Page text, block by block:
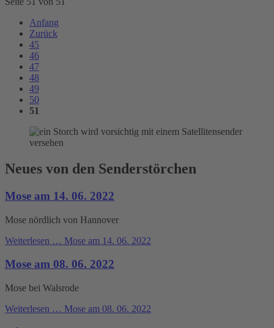
Anfang
Zurück
45
46
47
48
49
50
51
Neues von den Senderstörchen
Mose am 14. 06. 2022
Mose nördlich von Hannover
Weiterlesen … Mose am 14. 06. 2022
Mose am 08. 06. 2022
Mose bei Walsrode
Weiterlesen … Mose am 08. 06. 2022